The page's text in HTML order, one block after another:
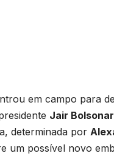
em campo para
Jair
determinada por
um possível novo